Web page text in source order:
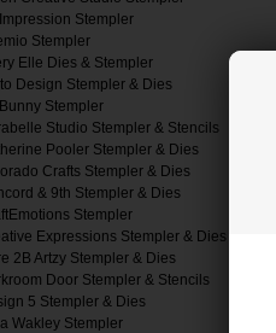
Stempler
Stempler
Elle Dies & Stempler
Design Stempler & Dies
Stempler
Studio Stempler & Stencils
Pooler Stempler & Dies
Crafts Stempler & Dies
& 9th Stempler & Dies
Stempler
Expressions Stempler & Dies
2B Artzy Stempler & Dies
Door Stempler & Stencils
5 Stempler & Dies
Wakley Stempler